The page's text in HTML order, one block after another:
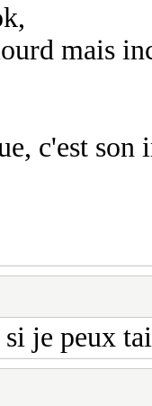
mais
c'est son
si je peux